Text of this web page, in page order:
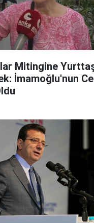
Mitingine
İmamoğlu'nun